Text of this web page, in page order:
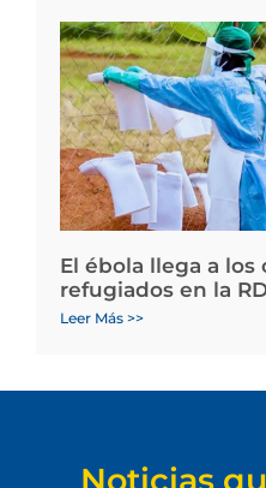
El ébola llega a
refugiados en la
Leer Más >>